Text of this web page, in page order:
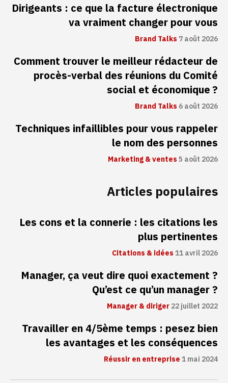
Dirigeants : ce que la facture électronique
va vraiment changer pour vous
Brand Talks7 août 2026
Comment trouver le meilleur rédacteur de
procès-verbal des réunions du Comité
social et économique ?
Brand Talks6 août 2026
Techniques infaillibles pour vous rappeler
le nom des personnes
Marketing & ventes5 août 2026
Articles populaires
Les cons et la connerie : les citations les
plus pertinentes
Citations & idées11 avril 2026
Manager, ça veut dire quoi exactement ?
Qu’est ce qu’un manager ?
Manager & diriger22 juillet 2022
Travailler en 4/5ème temps : pesez bien
les avantages et les conséquences
Réussir en entreprise1 mai 2024